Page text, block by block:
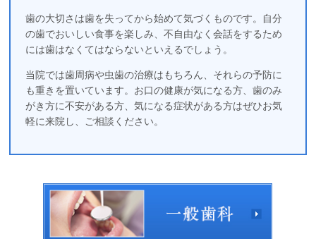
歯の大切さは歯を失ってから始めて気づくものです。自分
の歯でおいしい食事を楽しみ、不自由なく会話をするため
には歯はなくてはならないといえるでしょう。
当院では歯周病や虫歯の治療はもちろん、それらの予防に
も重きを置いています。お口の健康が気になる方、歯のみ
がき方に不安がある方、気になる症状がある方はぜひお気
軽に来院し、ご相談ください。